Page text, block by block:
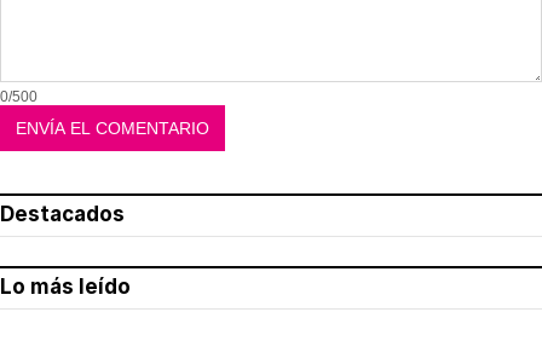
0/500
Destacados
Lo más leído